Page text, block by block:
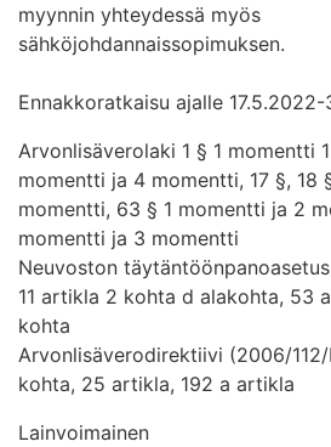
myynnin yhteydessä myös
sähköjohdannaissopimuksen.
Ennakkoratkaisu ajalle 17.5.2022-
Arvonlisäverolaki 1 § 1 momentti
momentti ja 4 momentti, 17 §, 18
momentti, 63 § 1 momentti ja 2
momentti ja 3 momentti
Neuvoston
11 artikla 2 kohta d alakohta, 53
kohta
Arvonlisäverodirektiivi (2006/
kohta, 25 artikla, 192 a artikla
Lainvoimainen